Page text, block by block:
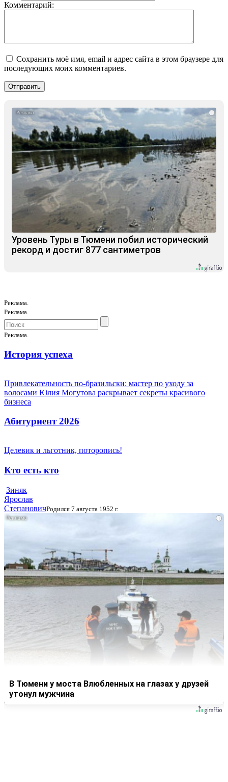
Комментарий:
Сохранить моё имя, email и адрес сайта в этом браузере для
последующих моих комментариев.
i
Уровень Туры в Тюмени побил исторический
рекорд и достиг 877 сантиметров
Реклама.
Реклама.
Реклама.
История успеха
Привлекательность по-бразильски: мастер по уходу за
волосами Юлия Могутова раскрывает секреты красивого
бизнеса
Абитуриент 2026
Целевик и льготник, поторопись!
Кто есть кто
Зиняк
Ярослав
СтепановичРодился 7 августа 1952 г.
i
В Тюмени у моста Влюбленных на глазах у друзей
утонул мужчина